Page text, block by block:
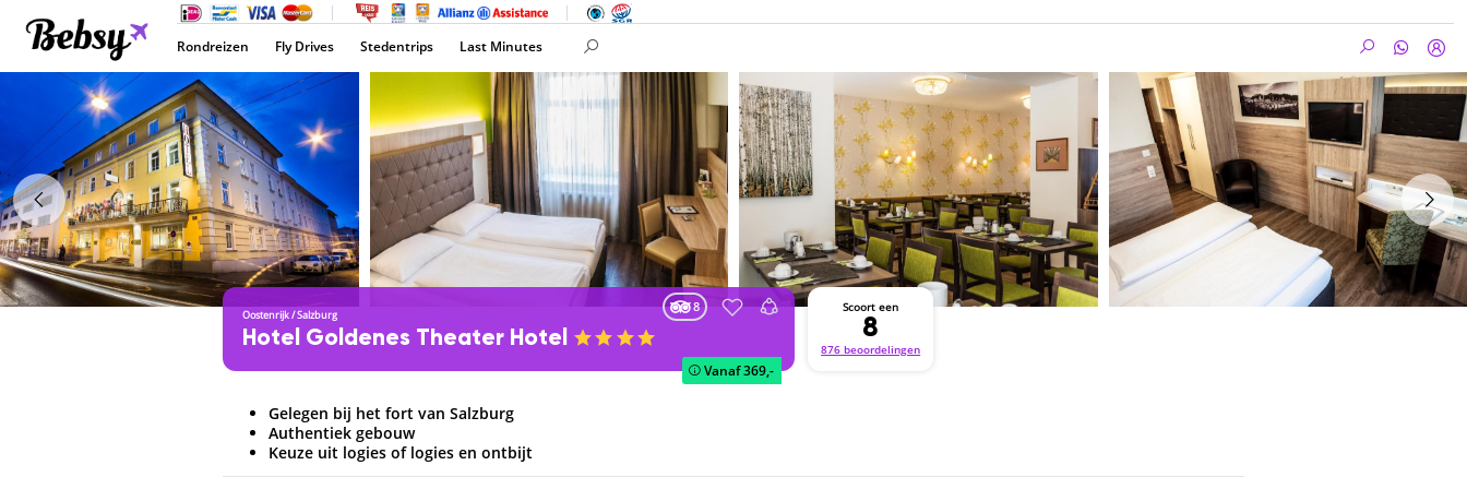
Rondreizen Fly Drives Stedentrips Last Minutes
Oostenrijk/Salzburg
8
Hotel Goldenes Theater Hotel
Vanaf369,-
Scoort een
8
876 beoordelingen
Gelegen bij het fort van Salzburg
Authentiek gebouw
Keuze uit logies of logies en ontbijt